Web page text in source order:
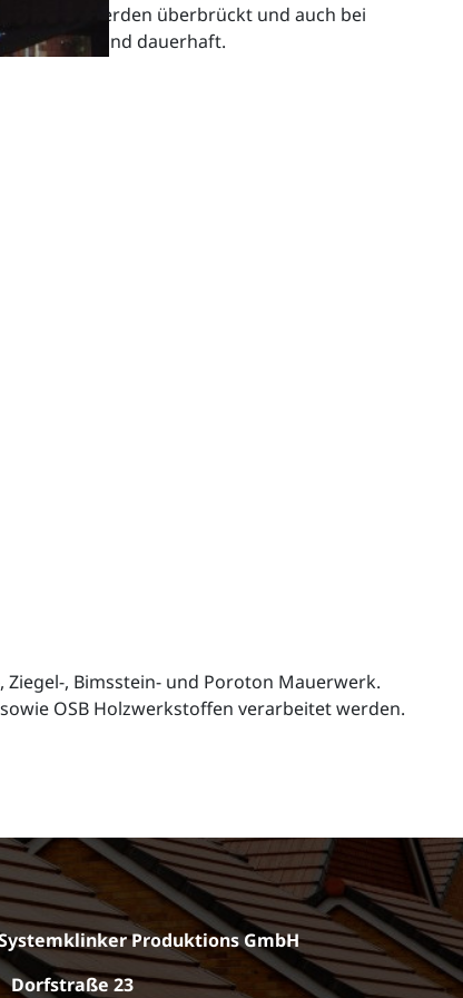
werden überbrückt und auch bei
sicher und dauerhaft.
, Bimsstein- und Poroton Mauerwerk.
OSB Holzwerkstoffen verarbeitet werden.
Produktions GmbH
Dorfstraße 23